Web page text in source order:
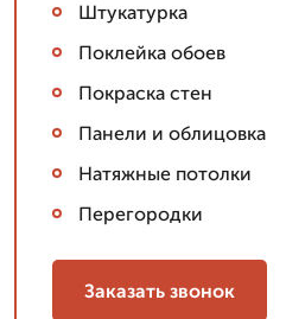
Штукатурка
Поклейка обоев
Покраска стен
Панели и облицовка
Натяжные потолки
Перегородки
Заказать звонок